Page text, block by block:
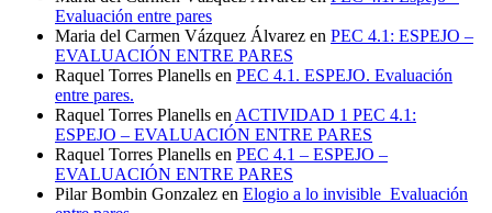
Evaluación entre pares
Maria del Carmen Vázquez Álvarez en PEC 4.1: ESPEJO –
EVALUACIÓN ENTRE PARES
Raquel Torres Planells en PEC 4.1. ESPEJO. Evaluación
entre pares.
Raquel Torres Planells en ACTIVIDAD 1 PEC 4.1:
ESPEJO – EVALUACIÓN ENTRE PARES
Raquel Torres Planells en PEC 4.1 – ESPEJO –
EVALUACIÓN ENTRE PARES
Pilar Bombin Gonzalez en Elogio a lo invisible_Evaluación